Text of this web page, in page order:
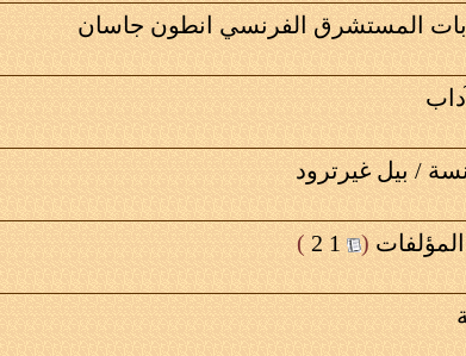
المستشرق الفرنسي انطون جاسان
/ بيل غيرترود
(
1
2
)